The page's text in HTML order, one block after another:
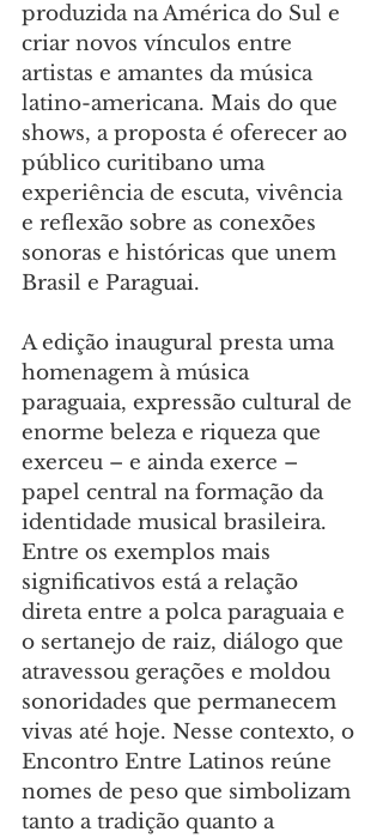
produzida na América do Sul e
criar novos vínculos entre
artistas e amantes da música
latino-americana. Mais do que
shows, a proposta é oferecer ao
público curitibano uma
experiência de escuta, vivência
e reflexão sobre as conexões
sonoras e históricas que unem
Brasil e Paraguai.
A edição inaugural presta uma
homenagem à música
paraguaia, expressão cultural de
enorme beleza e riqueza que
exerceu – e ainda exerce –
papel central na formação da
identidade musical brasileira.
Entre os exemplos mais
significativos está a relação
direta entre a polca paraguaia e
o sertanejo de raiz, diálogo que
atravessou gerações e moldou
sonoridades que permanecem
vivas até hoje. Nesse contexto, o
Encontro Entre Latinos reúne
nomes de peso que simbolizam
tanto a tradição quanto a